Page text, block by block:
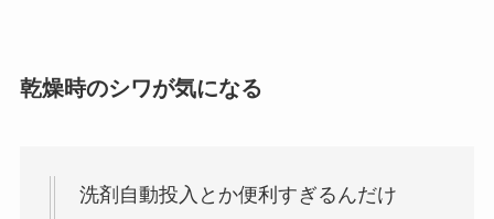
乾燥時のシワが気になる
洗剤自動投入とか便利すぎるんだけ